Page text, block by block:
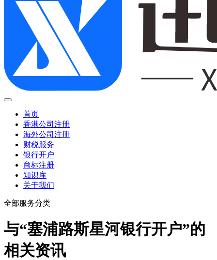
首页
香港公司注册
海外公司注册
财税服务
银行开户
商标注册
知识库
关于我们
全部服务分类
与“塞浦路斯星河银行开户”的
相关资讯